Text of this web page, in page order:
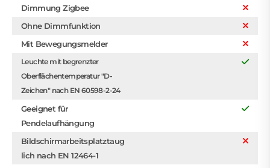
Dimmung Zigbee
Ohne Dimmfunktion
Mit Bewegungsmelder
Leuchte mit begrenzter
Oberflächentemperatur "D-
Zeichen" nach EN 60598-2-24
Geeignet für
Pendelaufhängung
Bildschirmarbeitsplatztaug
lich nach EN 12464-1